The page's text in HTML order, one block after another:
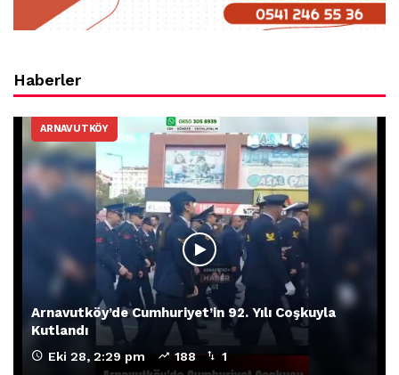
Haberler
ARNAVUTKÖY
Arnavutköy’de Cumhuriyet’in 92. Yılı Coşkuyla
Kutlandı
Eki 28, 2:29 pm 188 1